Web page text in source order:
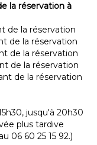
la réservation à
de la réservation
de la réservation
de la réservation
de la réservation
de la réservation
jusqu'à 20h30
plus tardive
06 60 25 15 92.)